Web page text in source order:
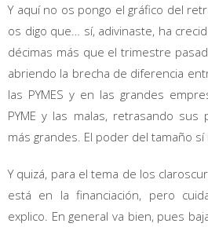
Y aquí no os pongo el gráfico del
os digo que… sí, adivinaste, ha
décimas más que el trimestre
abriendo la brecha de diferencia
las PYMES y en las grandes
PYME y las malas, retrasando
más grandes. El poder del tamaño sí
Y quizá, para el tema de los
está en la financiación, pero
explico. En general va bien, pues